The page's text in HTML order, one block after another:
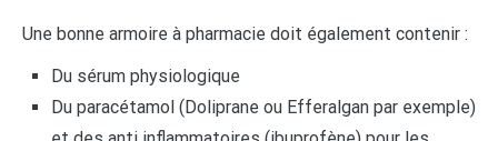
Une bonne armoire à pharmacie doit également contenir :
Du sérum physiologique
Du paracétamol (Doliprane ou Efferalgan par exemple)